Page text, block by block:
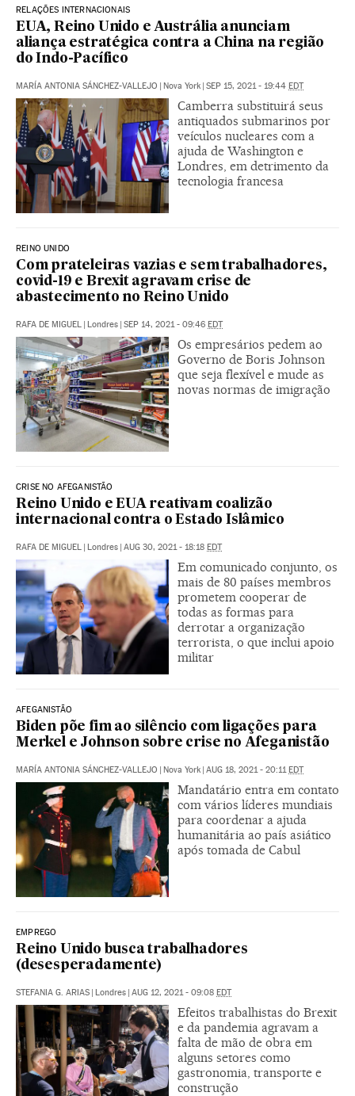
RELAÇÕES INTERNACIONAIS
EUA, Reino Unido e Austrália anunciam
aliança estratégica contra a China na região
do Indo-Pacífico
MARÍA ANTONIA SÁNCHEZ-VALLEJO | Nova York | SEP 15, 2021 - 19:44 EDT
Camberra substituirá seus
antiquados submarinos por
veículos nucleares com a
ajuda de Washington e
Londres, em detrimento da
tecnologia francesa
REINO UNIDO
Com prateleiras vazias e sem trabalhadores,
covid-19 e Brexit agravam crise de
abastecimento no Reino Unido
RAFA DE MIGUEL | Londres | SEP 14, 2021 - 09:46 EDT
Os empresários pedem ao
Governo de Boris Johnson
que seja flexível e mude as
novas normas de imigração
CRISE NO AFEGANISTÃO
Reino Unido e EUA reativam coalizão
internacional contra o Estado Islâmico
RAFA DE MIGUEL | Londres | AUG 30, 2021 - 18:18 EDT
Em comunicado conjunto, os
mais de 80 países membros
prometem cooperar de
todas as formas para
derrotar a organização
terrorista, o que inclui apoio
militar
AFEGANISTÃO
Biden põe fim ao silêncio com ligações para
Merkel e Johnson sobre crise no Afeganistão
MARÍA ANTONIA SÁNCHEZ-VALLEJO | Nova York | AUG 18, 2021 - 20:11EDT
Mandatário entra em contato
com vários líderes mundiais
para coordenar a ajuda
humanitária ao país asiático
após tomada de Cabul
EMPREGO
Reino Unido busca trabalhadores
(desesperadamente)
STEFANIA G. ARIAS | Londres | AUG 12, 2021 - 09:08 EDT
Efeitos trabalhistas do Brexit
e da pandemia agravam a
falta de mão de obra em
alguns setores como
gastronomia, transporte e
construção